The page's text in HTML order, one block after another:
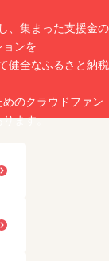
、集まった支援金の
ンを
健全なふるさと納税
のクラウドファン
ます。